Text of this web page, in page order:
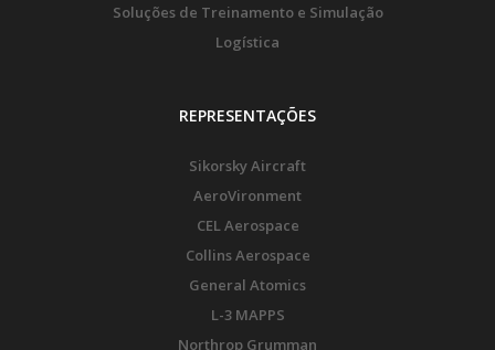
Soluções de Treinamento e Simulação
Logística
REPRESENTAÇÕES
Sikorsky Aircraft
AeroVironment
CEL Aerospace
Collins Aerospace
General Atomics
L-3 MAPPS
Northrop Grumman